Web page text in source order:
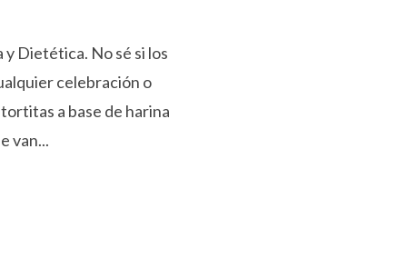
Dietética. No sé si los
celebración o
a base de harina
van...